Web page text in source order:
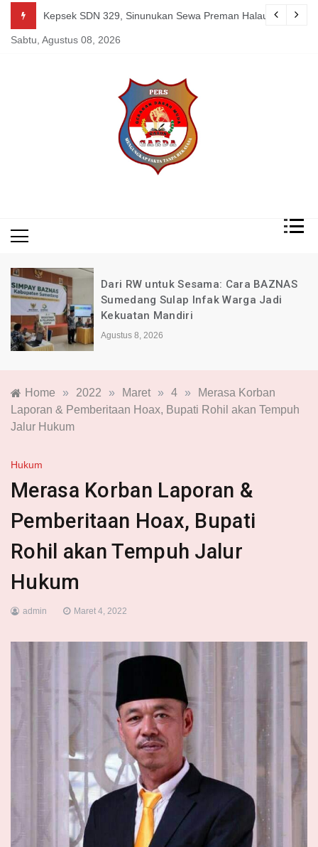
content
Tetap Berkarya dan Mandiri Agustus 07, 2026
Kepsek SDN 329, Sinunukan Sewa Preman Halau LSM
Sabtu, Agustus 08, 2026
Dari RW untuk Sesama: Cara BAZNAS
Sumedang Sulap Infak Warga Jadi
Kekuatan Mandiri
Agustus 8, 2026
Home » 2022 » Maret » 4 »
Merasa Korban
Laporan & Pemberitaan Hoax, Bupati Rohil akan Tempuh
Jalur Hukum
Hukum
Merasa Korban Laporan &
Pemberitaan Hoax, Bupati
Rohil akan Tempuh Jalur
Hukum
admin Maret 4, 2022